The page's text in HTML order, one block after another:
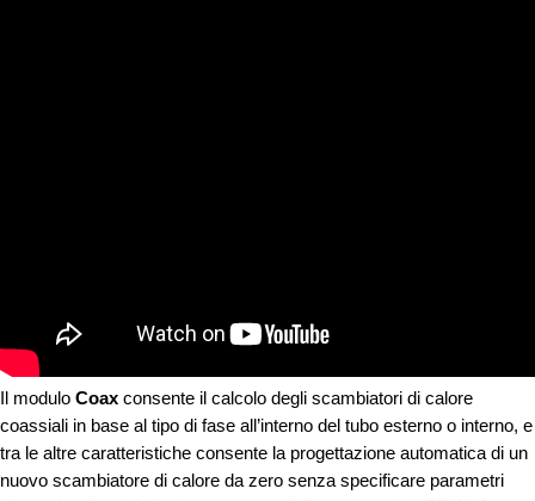
Il modulo Coax consente il calcolo degli scambiatori di calore
coassiali in base al tipo di fase all’interno del tubo esterno o interno, e
tra le altre caratteristiche consente la progettazione automatica di un
nuovo scambiatore di calore da zero senza specificare parametri